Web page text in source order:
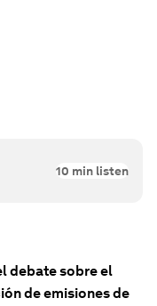
10 min listen
debate sobre el
de emisiones de